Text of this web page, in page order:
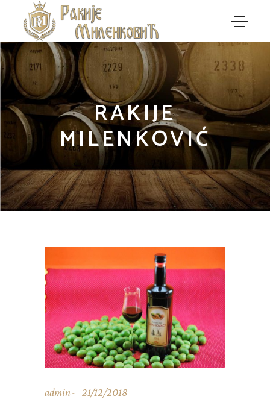
RAKIJE
MILENKOVIĆ
admin 21/12/2018